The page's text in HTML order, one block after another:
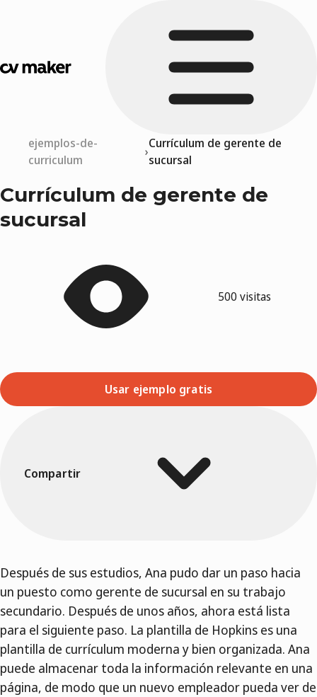
ejemplos-de-
curriculum
Currículum de gerente de
sucursal
Currículum de gerente de
sucursal
500 visitas
Usar ejemplo gratis
Compartir
Después de sus estudios, Ana pudo dar un paso hacia
un puesto como gerente de sucursal en su trabajo
secundario. Después de unos años, ahora está lista
para el siguiente paso. La plantilla de Hopkins es una
plantilla de currículum moderna y bien organizada. Ana
puede almacenar toda la información relevante en una
página, de modo que un nuevo empleador pueda ver de